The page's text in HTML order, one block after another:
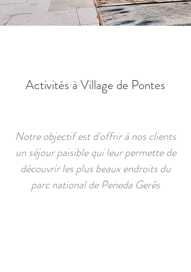
Activités à Village de Pontes
Notre objectif est d'offrir à nos clients
un séjour paisible qui leur permette de
découvrir les plus beaux endroits du
parc national de Peneda Gerês